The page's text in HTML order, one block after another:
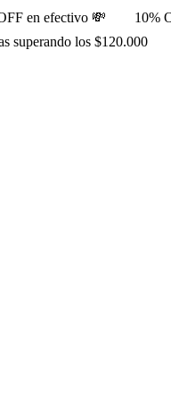
en efectivo 💸 10%
superando los $120.000